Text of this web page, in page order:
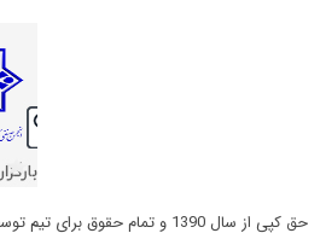
حق کپی از سال 1390 و تمام